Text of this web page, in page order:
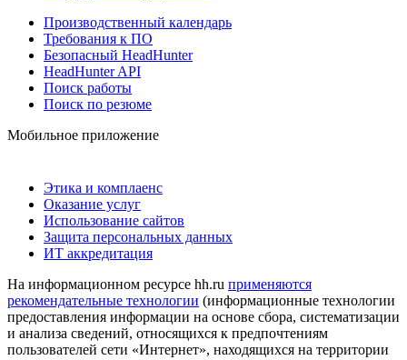
Производственный календарь
Требования к ПО
Безопасный HeadHunter
HeadHunter API
Поиск работы
Поиск по резюме
Мобильное приложение
Этика и комплаенс
Оказание услуг
Использование сайтов
Защита персональных данных
ИТ аккредитация
На информационном ресурсе hh.ru применяются
рекомендательные технологии (информационные технологии
предоставления информации на основе сбора, систематизации
и анализа сведений, относящихся к предпочтениям
пользователей сети «Интернет», находящихся на территории